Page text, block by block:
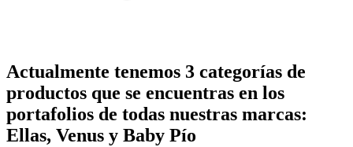
Actualmente tenemos 3 categorías de
productos que se encuentras en los
portafolios de todas nuestras marcas:
Ellas, Venus y Baby Pío